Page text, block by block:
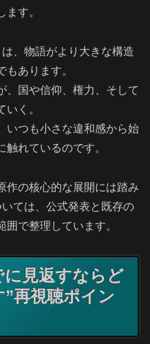
す。
、物語がより大きな構造
あります。
、国や信仰、権力、そして
く。
いつも小さな違和感から始
触れているのです。
作の核心的な展開には踏み
ては、公式発表と既存の
で整理しています。
に見返すならど
再視聴ポイン